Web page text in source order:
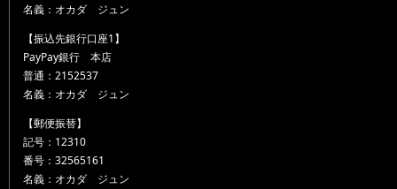
名義：オカダ ジュン
【振込先銀行口座1】
PayPay銀行 本店
普通：2152537
名義：オカダ ジュン
【郵便振替】
記号：12310
番号：32565161
名義：オカダ ジュン